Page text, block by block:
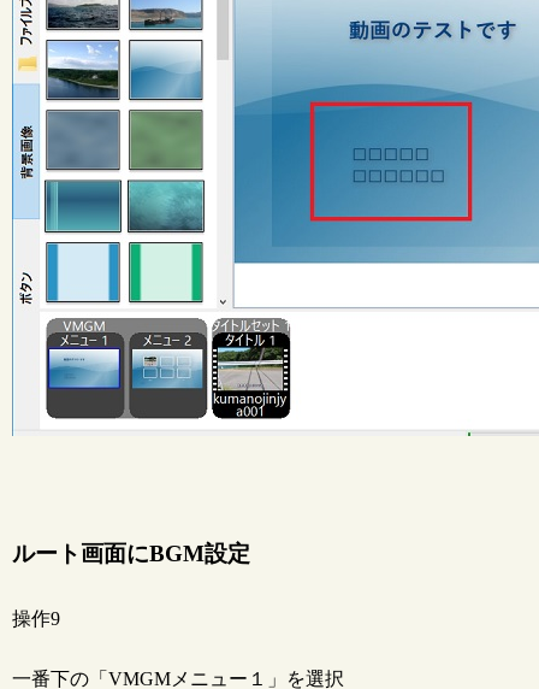
ルート画面にBGM設定
操作9
一番下の「VMGMメニュー１」を選択